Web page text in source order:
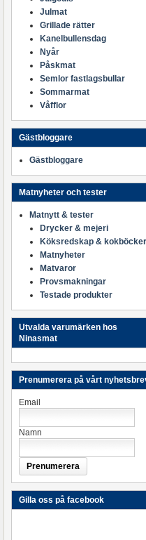
Julmat
Grillade rätter
Kanelbullensdag
Nyår
Påskmat
Semlor fastlagsbullar
Sommarmat
Våfflor
Gästbloggare
Gästbloggare
Matnyheter och tester
Matnytt & tester
Drycker & mejeri
Köksredskap & kokböcker
Matnyheter
Matvaror
Provsmakningar
Testade produkter
Utvalda varumärken hos
Ninasmat
Prenumerera på vårt
Email
Namn
Gilla oss på facebook